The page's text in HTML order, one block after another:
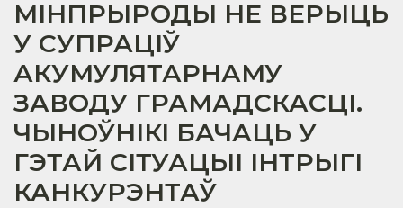
МІНПРЫРОДЫ НЕ ВЕРЫЦЬ
У СУПРАЦІЎ
АКУМУЛЯТАРНАМУ
ЗАВОДУ ГРАМАДСКАСЦІ.
ЧЫНОЎНІКІ БАЧАЦЬ У
ГЭТАЙ СІТУАЦЫІ ІНТРЫГІ
КАНКУРЭНТАЎ